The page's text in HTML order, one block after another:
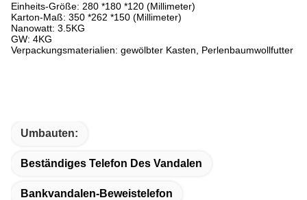
Einheits-Größe: 280 *180 *120 (Millimeter)
Karton-Maß: 350 *262 *150 (Millimeter)
Nanowatt: 3.5KG
GW: 4KG
Verpackungsmaterialien: gewölbter Kasten, Perlenbaumwollfutter
Umbauten:
Beständiges Telefon Des Vandalen
Bankvandalen-Beweistelefon